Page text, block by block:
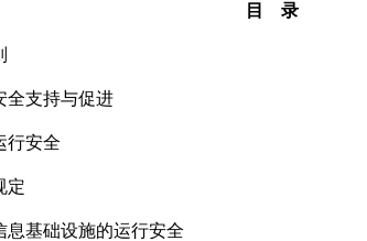
目 录
支持与促进
安全
定
基础设施的运行安全